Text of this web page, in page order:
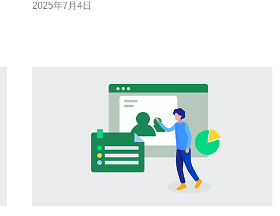
接，保证数据传输速度快，延迟低，能够满足用户对于高
2025年7月4日